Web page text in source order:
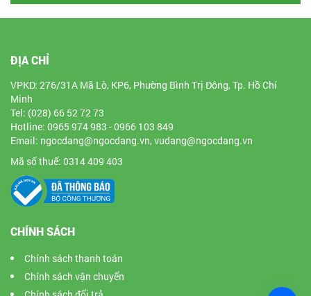
ĐỊA CHỈ
VPKD: 276/31A Mã Lò, KP6, Phường Bình Trị Đông, Tp. Hồ Chí
Minh
Tel: (028) 66 52 72 73
Hotline: 0965 974 983 - 0966 103 849
Email: ngocdang@ngocdang.vn, vudang@ngocdang.vn
Mã số thuế: 0314 409 403
CHÍNH SÁCH
Chính sách thanh toán
Chính sách vận chuyển